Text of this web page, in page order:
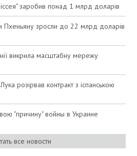
заробив понад 1 млрд доларів
зросли до 22 млрд доларів
викрила масштабну мережу
розірвав контракт з іспанською
"причину" войны в Украине
все новости